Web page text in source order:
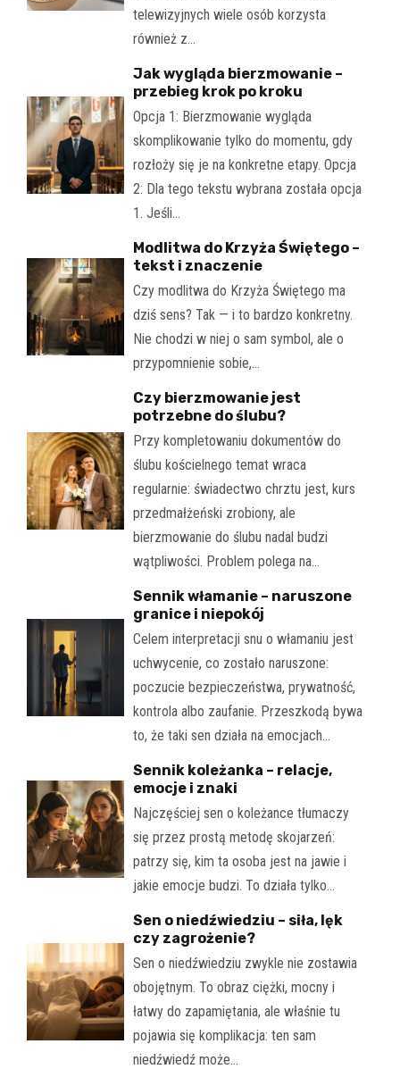
telewizyjnych wiele osób korzysta
również z…
Jak wygląda bierzmowanie –
przebieg krok po kroku
Opcja 1: Bierzmowanie wygląda
skomplikowanie tylko do momentu, gdy
rozłoży się je na konkretne etapy. Opcja
2: Dla tego tekstu wybrana została opcja
1. Jeśli…
Modlitwa do Krzyża Świętego –
tekst i znaczenie
Czy modlitwa do Krzyża Świętego ma
dziś sens? Tak — i to bardzo konkretny.
Nie chodzi w niej o sam symbol, ale o
przypomnienie sobie,…
Czy bierzmowanie jest
potrzebne do ślubu?
Przy kompletowaniu dokumentów do
ślubu kościelnego temat wraca
regularnie: świadectwo chrztu jest, kurs
przedmałżeński zrobiony, ale
bierzmowanie do ślubu nadal budzi
wątpliwości. Problem polega na…
Sennik włamanie – naruszone
granice i niepokój
Celem interpretacji snu o włamaniu jest
uchwycenie, co zostało naruszone:
poczucie bezpieczeństwa, prywatność,
kontrola albo zaufanie. Przeszkodą bywa
to, że taki sen działa na emocjach…
Sennik koleżanka – relacje,
emocje i znaki
Najczęściej sen o koleżance tłumaczy
się przez prostą metodę skojarzeń:
patrzy się, kim ta osoba jest na jawie i
jakie emocje budzi. To działa tylko…
Sen o niedźwiedziu – siła, lęk
czy zagrożenie?
Sen o niedźwiedziu zwykle nie zostawia
obojętnym. To obraz ciężki, mocny i
łatwy do zapamiętania, ale właśnie tu
pojawia się komplikacja: ten sam
niedźwiedź może…